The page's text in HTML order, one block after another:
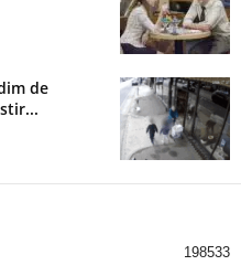
de
198533